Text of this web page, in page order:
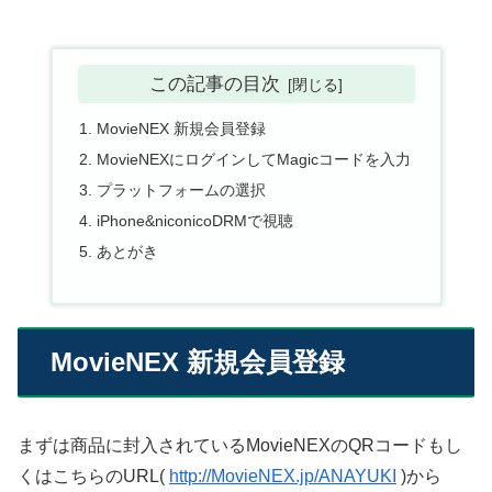
この記事の目次
MovieNEX 新規会員登録
MovieNEXにログインしてMagicコードを入力
プラットフォームの選択
iPhone&niconicoDRMで視聴
あとがき
MovieNEX 新規会員登録
まずは商品に封入されているMovieNEXのQRコードもし
くはこちらのURL( http://MovieNEX.jp/ANAYUKI )から